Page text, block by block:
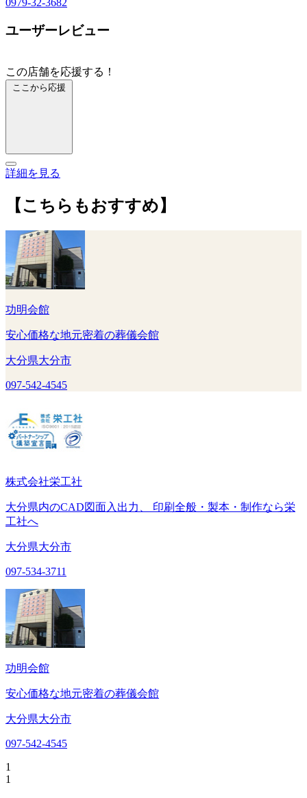
0979-32-3682
ユーザーレビュー
この店舗を応援する！
ここから応援
詳細を見る
【こちらもおすすめ】
功明会館
安心価格な地元密着の葬儀会館
大分県大分市
097-542-4545
株式会社栄工社
大分県内のCAD図面入出力、 印刷全般・製本・制作なら栄
工社へ
大分県大分市
097-534-3711
功明会館
安心価格な地元密着の葬儀会館
大分県大分市
097-542-4545
1
1